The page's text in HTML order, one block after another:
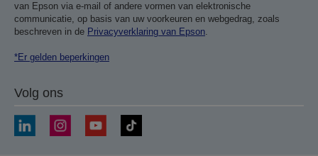
van Epson via e-mail of andere vormen van elektronische
communicatie, op basis van uw voorkeuren en webgedrag, zoals
beschreven in de Privacyverklaring van Epson.
*Er gelden beperkingen
Volg ons